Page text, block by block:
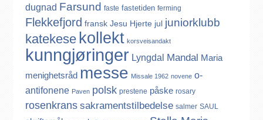
dugnad Farsund faste fastetiden ferming
Flekkefjord fransk Jesu Hjerte jul juniorklubb
katekese kollekt korsveisandakt
kunngjøringer Lyngdal Mandal Maria
menighetsråd messe Missale 1962 novene o-
antifonene Paven polsk prestene påske rosary
rosenkrans sakramentstilbedelse salmer SAUL